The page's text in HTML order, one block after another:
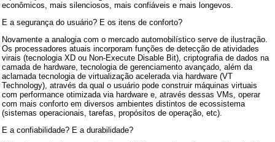
econômicos, mais silenciosos, mais confiáveis e mais longevos.
E a segurança do usuário? E os itens de conforto?
Novamente a analogia com o mercado automobilístico serve de ilustração.
Os processadores atuais incorporam funções de detecção de atividades
virais (tecnologia XD ou Non-Execute Disable Bit), criptografia de dados na
camada de hardware, tecnologia de gerenciamento avançado, além da
aclamada tecnologia de virtualização acelerada via hardware (VT
Technology), através da qual o usuário pode construir máquinas virtuais
com performance otimizada via hardware e, através dessas VMs, operar
com mais conforto em diversos ambientes distintos de ecossistema
(sistemas operacionais, tarefas, propósitos de operação, etc).
E a confiabilidade? E a durabilidade?